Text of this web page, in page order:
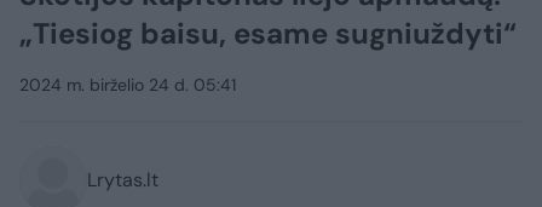
„Tiesiog baisu, esame sugniuždyti“
2024 m. birželio 24 d. 05:41
Lrytas.lt